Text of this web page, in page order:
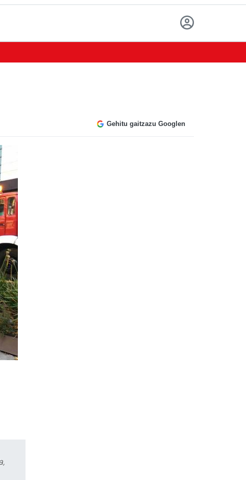
Gehitu gaitzazu Googlen